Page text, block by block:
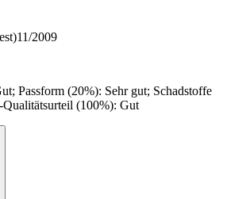
11/2009
Passform (20%): Sehr gut; Schadstoffe
Qualitätsurteil (100%): Gut